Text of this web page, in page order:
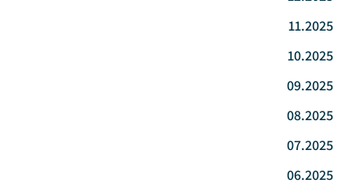
11.2025
10.2025
09.2025
08.2025
07.2025
06.2025